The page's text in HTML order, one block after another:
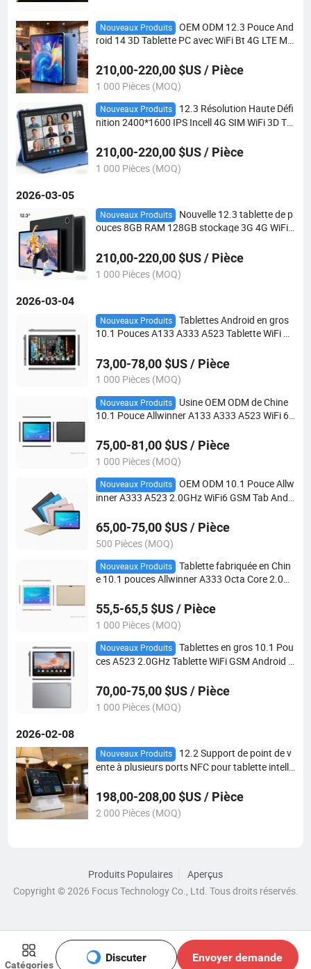
Catégories
Discuter Envoyer demande
Nouveaux Produits
OEM ODM 12.3 Pouce And
roid 14 3D Tablette PC avec WiFi Bt 4G LTE Mt
raitement Médical & Affaires & Éducation
210,00-220,00 $US / Pièce
1 000 Pièces (MOQ)
Nouveaux Produits
12.3 Résolution Haute Défi
nition 2400*1600 IPS Incell 4G SIM WiFi 3D Ta
dical en Ophtalmologie Tablettes ODM OEM
210,00-220,00 $US / Pièce
1 000 Pièces (MOQ)
2026-03-05
Nouveaux Produits
Nouvelle 12.3 tablette de p
ouces 8GB RAM 128GB stockage 3G 4G WiFi
ordinateur tablette PC pour l'éducation et l'app
rentissage médical
210,00-220,00 $US / Pièce
1 000 Pièces (MOQ)
2026-03-04
Nouveaux Produits
Tablettes Android en gros
10.1 Pouces A133 A333 A523 Tablette WiFi An
73,00-78,00 $US / Pièce
1 000 Pièces (MOQ)
Nouveaux Produits
Usine OEM ODM de Chine
10.1 Pouce Allwinner A133 A333 A523 WiFi 6
ge éducatif
75,00-81,00 $US / Pièce
1 000 Pièces (MOQ)
Nouveaux Produits
OEM ODM 10.1 Pouce Allw
inner A333 A523 2.0GHz WiFi6 GSM Tab Andr
65,00-75,00 $US / Pièce
500 Pièces (MOQ)
Nouveaux Produits
Tablette fabriquée en Chin
e 10.1 pouces Allwinner A333 Octa Core 2.0G
tion des enfants et les jeux
55,5-65,5 $US / Pièce
1 000 Pièces (MOQ)
Nouveaux Produits
Tablettes en gros 10.1 Pou
ces A523 2.0GHz Tablette WiFi GSM Android 1
vec clavier
70,00-75,00 $US / Pièce
1 000 Pièces (MOQ)
2026-02-08
Nouveaux Produits
12.2 Support de point de v
ente à plusieurs ports NFC pour tablette intelli
ement, matériel ODM pour restaurant
198,00-208,00 $US / Pièce
2 000 Pièces (MOQ)
Produits Populaires
Aperçus
Copyright © 2026 Focus Technology Co., Ltd. Tous droits réservés.